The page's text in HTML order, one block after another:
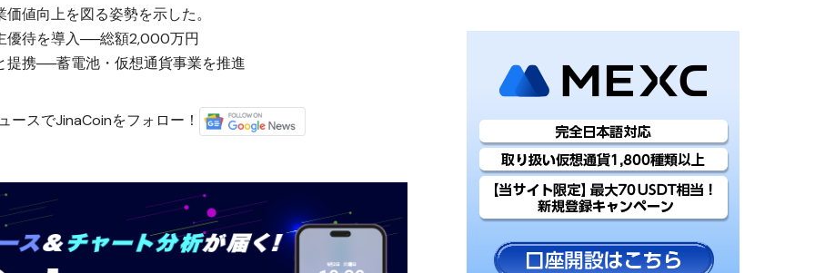
値向上を図る姿勢を示した。
優待を導入──総額2,000万円
提携──蓄電池・仮想通貨事業を推進
スでJinaCoinをフォロー！